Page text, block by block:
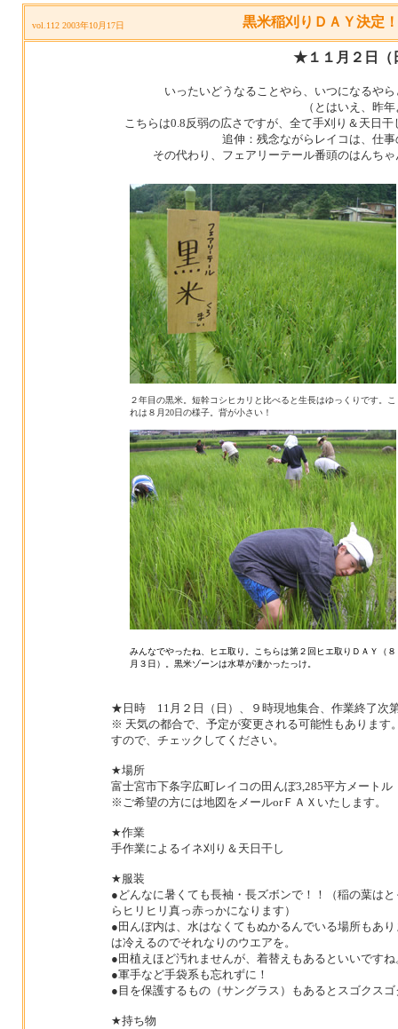
vol.112 2003年10月17日 黒米稲刈りＤＡＹ決定！
★１１月２日（
いったいどうなることやら、いつになるや
（とはいえ、昨
こちらは0.8反弱の広さですが、全て手刈り＆天日
追伸：残念ながらレイコは、仕
その代わり、フェアリーテール番頭のはんち
２年目の黒米。短幹コシヒカリと比べると生長はゆっくりです。こ
れは８月20日の様子。背が小さい！
みんなでやったね、ヒエ取り。こちらは第２回ヒエ取りＤＡＹ（８
月３日）。黒米ゾーンは水草が凄かったっけ。
★日時 11月２日（日）、９時現地集合、作業終了次
※ 天気の都合で、予定が変更される可能性もあります
すので、チェックしてください。
★場所
富士宮市下条字広町レイコの田んぼ3,285平方メートル
※ご希望の方には地図をメールorＦＡＸいたします。
★作業
手作業によるイネ刈り＆天日干し
★服装
●どんなに暑くても長袖・長ズボンで！！（稲の葉は
らヒリヒリ真っ赤っかになります）
●田んぼ内は、水はなくてもぬかるんでいる場所もあ
は冷えるのでそれなりのウエアを。
●田植えほど汚れませんが、着替えもあるといいです
●軍手など手袋系も忘れずに！
●目を保護するもの（サングラス）もあるとスゴクス
★持ち物